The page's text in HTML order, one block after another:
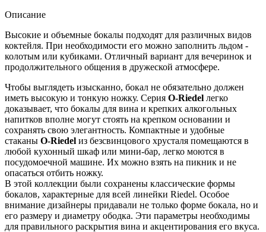
Описание
Высокие и объемные бокалы подходят для различных видов
коктейля. При необходимости его можно заполнить льдом -
колотым или кубиками. Отличный вариант для вечеринок и
продолжительного общения в дружеской атмосфере.
Чтобы выглядеть изысканно, бокал не обязательно должен
иметь высокую и тонкую ножку. Серия O-Riedel легко
доказывает, что бокалы для вина и крепких алкогольных
напитков вполне могут стоять на крепком основании и
сохранять свою элегантность. Компактные и удобные
стаканы O-Riedel из безсвинцового хрусталя помещаются в
любой кухонный шкаф или мини-бар, легко моются в
посудомоечной машине. Их можно взять на пикник и не
опасаться отбить ножку.
В этой коллекции были сохранены классические формы
бокалов, характерные для всей линейки Riedel. Особое
внимание дизайнеры придавали не только форме бокала, но и
его размеру и диаметру ободка. Эти параметры необходимы
для правильного раскрытия вина и акцентирования его вкуса.